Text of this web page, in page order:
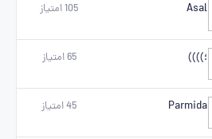
Asal
105امتیاز
؛)))) 65امتیاز
Parmida
45امتیاز